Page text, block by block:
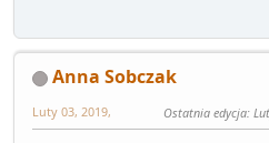
Anna Sobczak
Luty 03, 2019, Ostatnia edycja: